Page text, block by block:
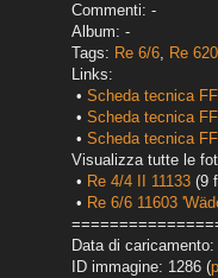
Commenti: -
Album: -
Tags: Re 6/6, Re 620
Links:
• Scheda tecnica
• Scheda tecnica
• Scheda tecnica
Visualizza tutte le
• Re 4/4 II 11133 (9
• Re 6/6 11603
Data di caricamento:
ID immagine: 1286 (